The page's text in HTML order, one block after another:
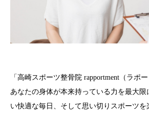
「高崎スポーツ整骨院 rapportment（ラポ
あなたの身体が本来持っている力を最大限
い快適な毎日、そして思い切りスポーツを